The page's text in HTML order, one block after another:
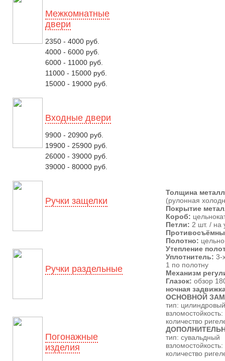
Межкомнатные
двери
2350 - 4000 руб.
4000 - 6000 руб.
6000 - 11000 руб.
11000 - 15000 руб.
15000 - 19000 руб.
Входные двери
9900 - 20900 руб.
19900 - 25900 руб.
26000 - 39000 руб.
39000 - 80000 руб.
Ручки защелки
Ручки раздельные
Погонажные
изделия
Толщина
(рулонная
Покрытие
Короб:
Петли: 2 шт. / на
Полотно:
Утепление
Уплотнитель: 3-
1 по полотну
Механизм
Глазок: обзор
ночная
ОСНОВНОЙ
тип: цилиндровый
количество
тип: сувальдный
количество